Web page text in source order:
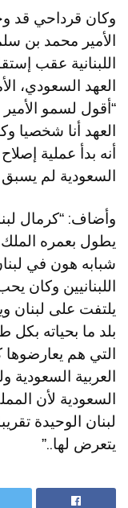
وكان قرداحي قد
الأمير محمد بن
اللبنانية عقب
العهد السعودي،
“أقول لسمو
العهد أنا شخصيا
أنه بدأ عملية
السعودية لم يسبق
وأضاف: “كرمال
يطول بعمره
شبابه هون في
اللبنانيين وكان
يلتفت على لبنان
بلد ما بحياته
التي هم
العربية السعودية
السعودية لأن
لبنان الوحيدة
يتعرض لها..”